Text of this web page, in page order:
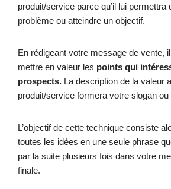
produit/service parce qu’il lui permettra
problème ou atteindre un objectif.
En rédigeant votre message de vente,
mettre en valeur les points qui
prospects. La description de la valeur
produit/service formera votre slogan
L’objectif de cette technique consiste
toutes les idées en une seule phrase
par la suite plusieurs fois dans votre
finale.